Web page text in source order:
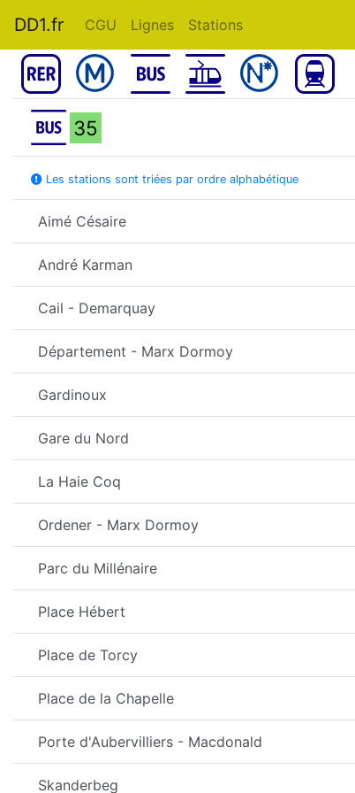
DD1.fr CGU Lignes Stations
35
Les stations sont triées par ordre alphabétique
Aimé Césaire
André Karman
Cail - Demarquay
Département - Marx Dormoy
Gardinoux
Gare du Nord
La Haie Coq
Ordener - Marx Dormoy
Parc du Millénaire
Place Hébert
Place de Torcy
Place de la Chapelle
Porte d'Aubervilliers - Macdonald
Skanderbeg